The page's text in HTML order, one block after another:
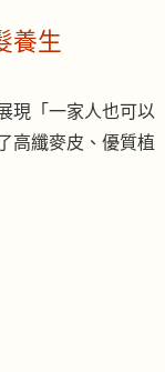
養生
現「一家人也可以
高纖麥皮、優質植